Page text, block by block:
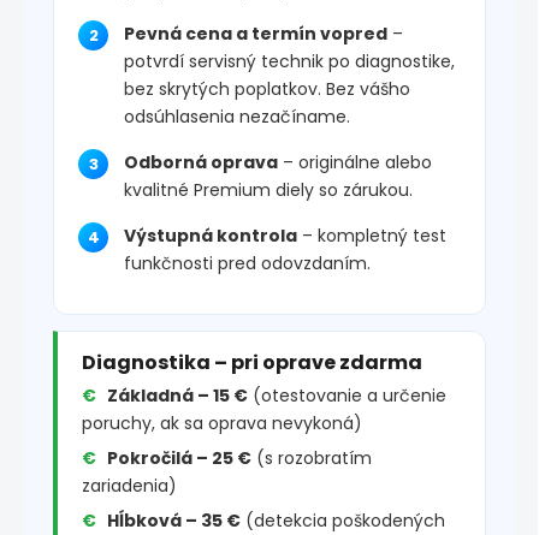
Pevná cena a termín vopred –
potvrdí servisný technik po diagnostike,
bez skrytých poplatkov. Bez vášho
odsúhlasenia nezačíname.
Odborná oprava – originálne alebo
kvalitné Premium diely so zárukou.
Výstupná kontrola – kompletný test
funkčnosti pred odovzdaním.
Diagnostika – pri oprave zdarma
Základná – 15 € (otestovanie a určenie
poruchy, ak sa oprava nevykoná)
Pokročilá – 25 € (s rozobratím
zariadenia)
Hĺbková – 35 € (detekcia poškodených